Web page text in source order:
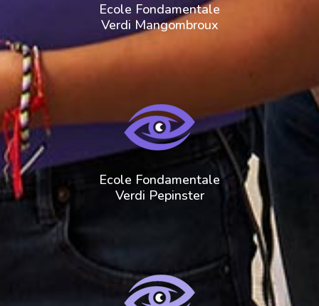
Ecole Fondamentale
Verdi Mangombroux
Ecole Fondamentale
Verdi Pepinster